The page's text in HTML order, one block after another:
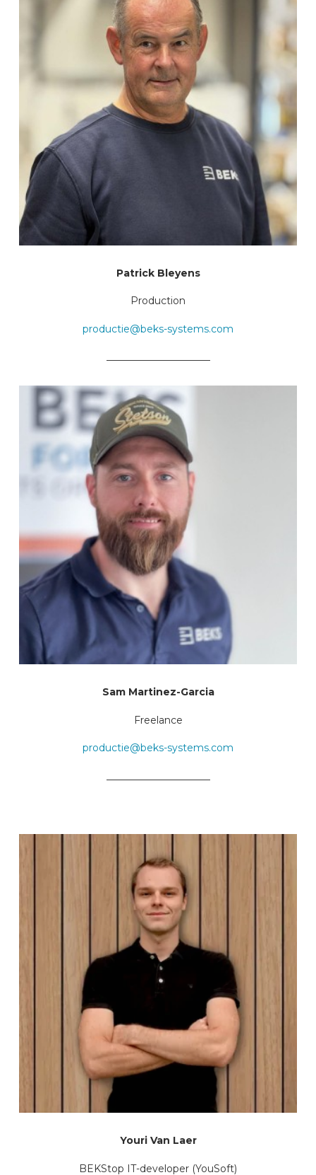
Patrick Bleyens
Production
productie@beks-systems.com
Sam Martinez-Garcia
Freelance
productie@beks-systems.com
Youri Van Laer
BEKStop IT-developer (YouSoft)